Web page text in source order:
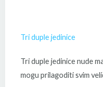
Tri duple jedinice
Tri duple jedinice nude
mogu prilagoditi svim